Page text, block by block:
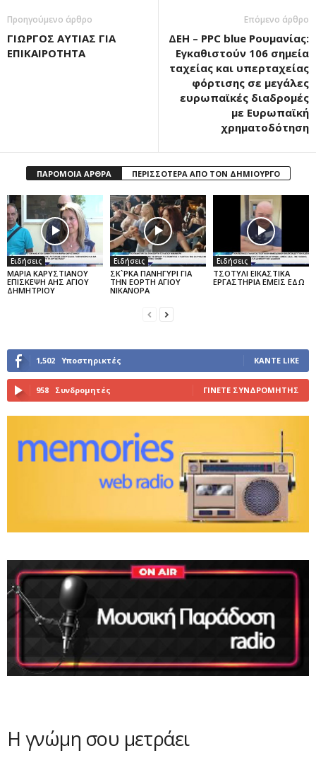
Προηγούμενο άρθρο
ΓΙΩΡΓΟΣ ΑΥΤΙΑΣ ΓΙΑ
ΕΠΙΚΑΙΡΟΤΗΤΑ
Επόμενο άρθρο
ΔΕΗ – PPC blue Ρουμανίας:
Εγκαθιστούν 106 σημεία
ταχείας και υπερταχείας
φόρτισης σε μεγάλες
ευρωπαϊκές διαδρομές
με Ευρωπαϊκή
χρηματοδότηση
ΠΑΡΟΜΟΙΑ ΑΡΘΡΑ ΠΕΡΙΣΣΟΤΕΡΑ ΑΠΟ ΤΟΝ ΔΗΜΙΟΥΡΓΟ
Ειδήσεις
ΜΑΡΙΑ ΚΑΡΥΣΤΙΑΝΟΥ
ΕΠΙΣΚΕΨΗ ΑΗΣ ΑΓΙΟΥ
ΔΗΜΗΤΡΙΟΥ
Ειδήσεις
ΣΚ`ΡΚΑ ΠΑΝΗΓΥΡΙ ΓΙΑ
ΤΗΝ ΕΟΡΤΗ ΑΓΙΟΥ
ΝΙΚΑΝΟΡΑ
Ειδήσεις
ΤΣΟΤΥΛΙ ΕΙΚΑΣΤΙΚΑ
ΕΡΓΑΣΤΗΡΙΑ ΕΜΕΙΣ ΕΔΩ
1,502 Υποστηρικτές ΚΆΝΤΕ LIKE
958 Συνδρομητές ΓΊΝΕΤΕ ΣΥΝΔΡΟΜΗΤΉΣ
Η γνώμη σου μετράει